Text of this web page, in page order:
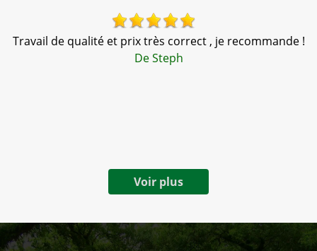
Travail de qualité et prix très correct , je recommande !
De Steph
Voir plus